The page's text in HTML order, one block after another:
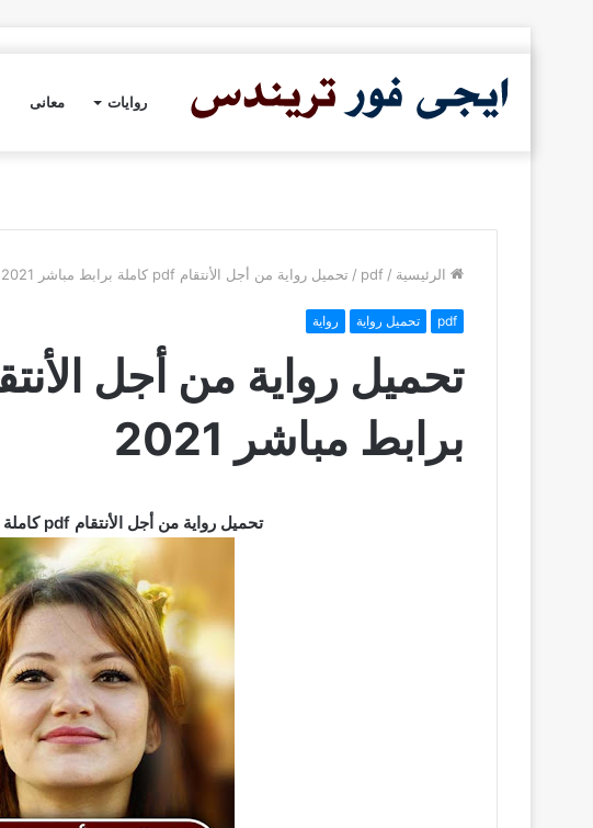
روايات معانى
الرئيسية /
pdf
/ تحميل رواية من أجل الأنتقام pdf كاملة برابط مباشر 2021
pdf تحميل رواية رواية
برابط مباشر 2021
تحميل رواية من أجل الأنتقام pdf كاملة برابط مباشر 2021